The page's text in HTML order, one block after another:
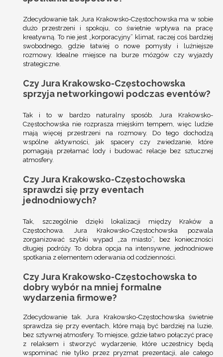
Zdecydowanie tak. Jura Krakowsko-Częstochowska ma w sobie
dużo przestrzeni i spokoju, co świetnie wpływa na pracę
kreatywną. To nie jest „korporacyjny” klimat, raczej coś bardziej
swobodnego, gdzie łatwiej o nowe pomysły i luźniejsze
rozmowy. Idealne miejsce na burze mózgów czy wyjazdy
strategiczne.
Czy Jura Krakowsko-Częstochowska
sprzyja networkingowi podczas eventów?
Tak i to w bardzo naturalny sposób. Jura Krakowsko-
Częstochowska nie rozprasza miejskim tempem, więc ludzie
mają więcej przestrzeni na rozmowy. Do tego dochodzą
wspólne aktywności, jak spacery czy zwiedzanie, które
pomagają przełamać lody i budować relacje bez sztucznej
atmosfery.
Czy Jura Krakowsko-Częstochowska
sprawdzi się przy eventach
jednodniowych?
Tak, szczególnie dzięki lokalizacji między Kraków a
Częstochowa . Jura Krakowsko-Częstochowska pozwala
zorganizować szybki wypad „za miasto”, bez konieczności
długiej podróży. To dobra opcja na intensywne, jednodniowe
spotkania z elementem oderwania od codzienności.
Czy Jura Krakowsko-Częstochowska to
dobry wybór na mniej formalne
wydarzenia firmowe?
Zdecydowanie tak. Jura Krakowsko-Częstochowska świetnie
sprawdza się przy eventach, które mają być bardziej na luzie,
bez sztywnej atmosfery. To miejsce, gdzie łatwo połączyć pracę
z relaksem i stworzyć wydarzenie, które uczestnicy będą
wspominać nie tylko przez pryzmat prezentacji, ale całego